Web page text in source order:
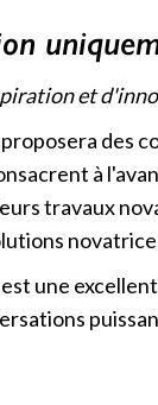
et
des
à
travaux
une